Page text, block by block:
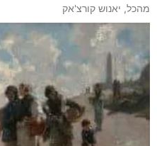
מהכל, יאנוש קורצ'אק